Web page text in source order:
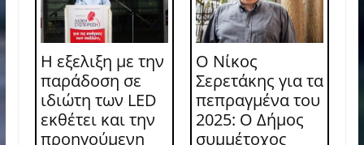
Η εξελιξη με την
παράδοση σε
ιδιώτη των LED
εκθέτει και την
προηγούμενη
Ο Νίκος
Σερετάκης για τα
πεπραγμένα του
2025: Ο Δήμος
συμμέτοχος